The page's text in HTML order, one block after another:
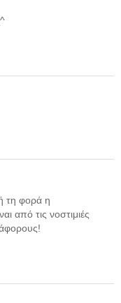
τη φορά η
από τις νοστιμιές